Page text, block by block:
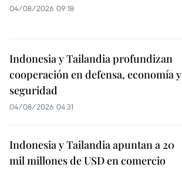
04/08/2026 09:18
Indonesia y Tailandia profundizan
cooperación en defensa, economía y
seguridad
04/08/2026 04:31
Indonesia y Tailandia apuntan a 20
mil millones de USD en comercio